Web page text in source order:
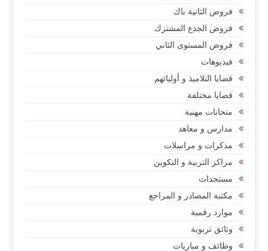
فروض الثانية باك
فروض الجذع المشترك
فروض المستوى الثاني
فيديوهات
قضايا التلاميذ و أوليائهم
قضايا مختلفة
متحانات مهنية
مدارس و معاهد
مذكرات و مراسلات
مراكز التربية و التكوين
مستجدات
مكتبة المصادر و المراجع
موارد رقمية
وثائق تربوية
وظائف و مباريات